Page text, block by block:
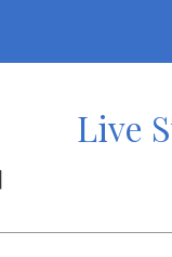
Live